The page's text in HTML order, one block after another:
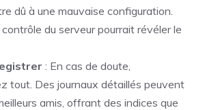
dû à une mauvaise configuration.
du serveur pourrait révéler le
: En cas de doute,
tout. Des journaux détaillés peuvent
amis, offrant des indices que